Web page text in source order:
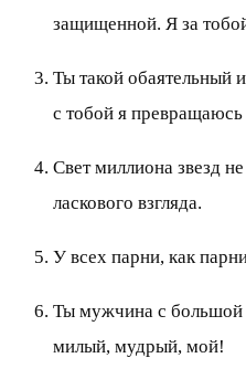
защищенной. Я за
Ты такой обаятельный
с тобой я
Свет миллиона звезд
ласкового взгляда.
У всех парни, как
Ты мужчина с
милый, мудрый, мой!